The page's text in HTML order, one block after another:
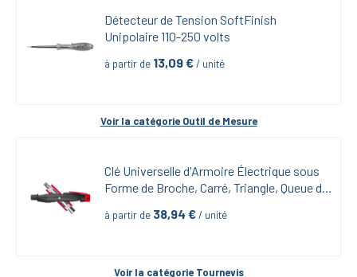
Détecteur de Tension SoftFinish
Unipolaire 110-250 volts
à partir de 13,09 € / unité
Voir la catégorie Outil de Mesure
Clé Universelle d'Armoire Électrique sous
Forme de Broche, Carré, Triangle, Queue de
à partir de 38,94 € / unité
Voir la catégorie Tournevis